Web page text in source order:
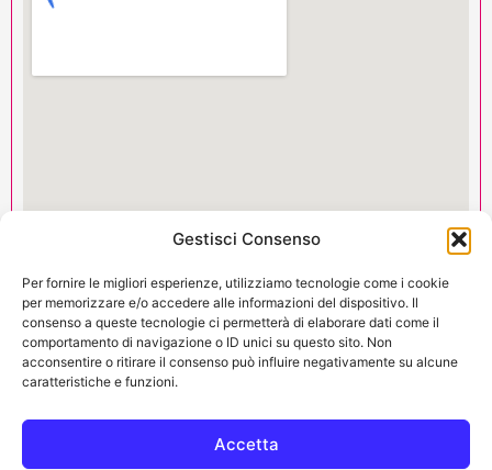
Gestisci Consenso
Per fornire le migliori esperienze, utilizziamo tecnologie come i cookie
per memorizzare e/o accedere alle informazioni del dispositivo. Il
consenso a queste tecnologie ci permetterà di elaborare dati come il
comportamento di navigazione o ID unici su questo sito. Non
acconsentire o ritirare il consenso può influire negativamente su alcune
caratteristiche e funzioni.
Accetta
RECAPITI
+39 338 7729277